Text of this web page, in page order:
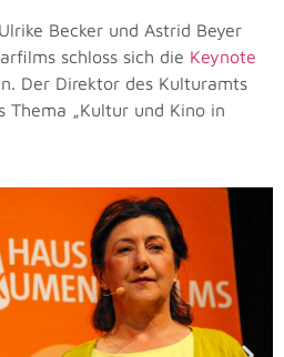
Becker und Astrid Beyer
schloss sich die Keynote
Der Direktor des Kulturamts
Thema „Kultur und Kino in